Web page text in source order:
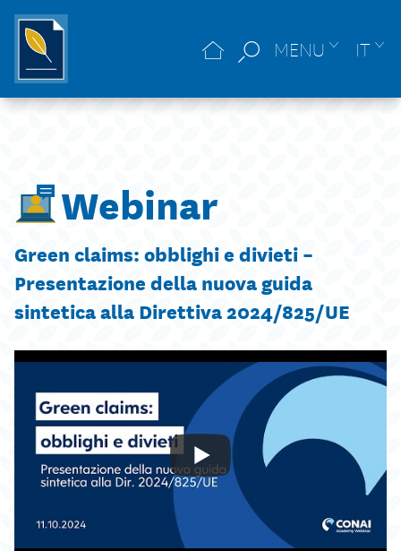
MENU IT
Webinar
Green claims: obblighi e divieti –
Presentazione della nuova guida
sintetica alla Direttiva 2024/825/UE